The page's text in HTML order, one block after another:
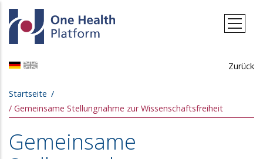
Direkt zum Inhalt
Zurück
Pfadnavigation
Startseite
Gemeinsame Stellungnahme zur Wissenschaftsfreiheit
Gemeinsame